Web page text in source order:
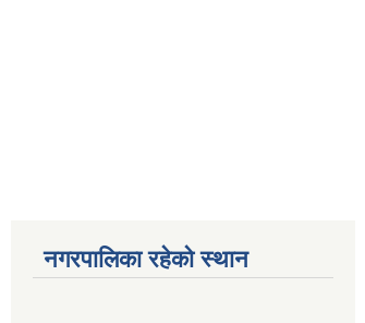
नगरपालिका रहेको स्थान